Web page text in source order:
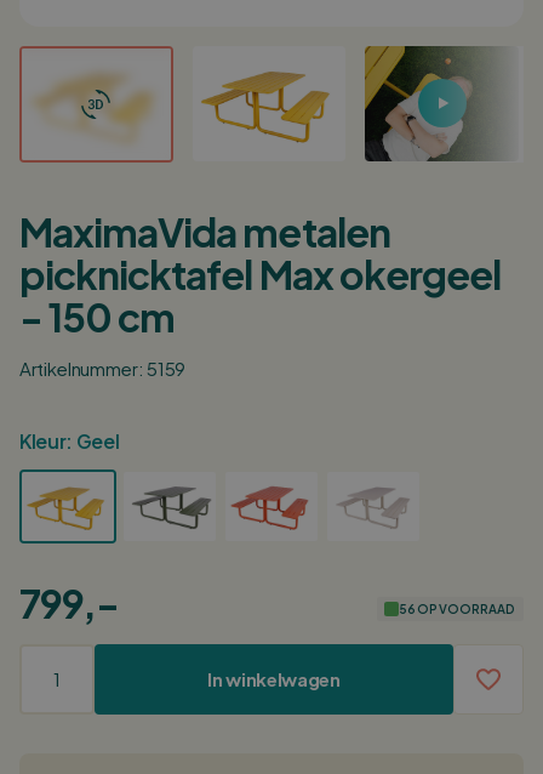
Nederlands Deutsch
Verkooppunten
Zakelijk
Partner worden?
MaximaVida metalen
picknicktafel Max okergeel
- 150 cm
Artikelnummer: 5159
Kleur: Geel
799,- 56 OP VOORRAAD
In winkelwagen